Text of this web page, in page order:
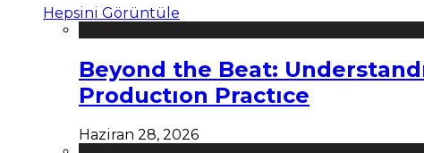
Hepsini Görüntüle
Beyond the Beat:
Productıon Practıce
Haziran 28, 2026